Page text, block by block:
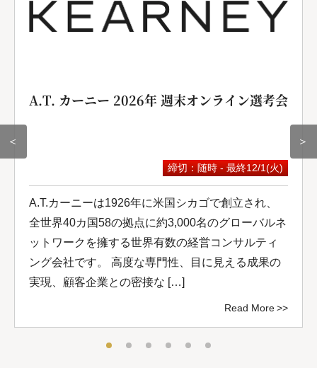
＜
A.T. カーニー 2026年 週末オンライン選考会
締切：随時 - 最終12/1(火)
A.T.カーニーは1926年に米国シカゴで創立され、
全世界40カ国58の拠点に約3,000名のグローバルネ
ットワークを擁する世界有数の経営コンサルティ
ング会社です。 高度な専門性、目に見える成果の
実現、顧客企業との密接な […]
Read More
＞